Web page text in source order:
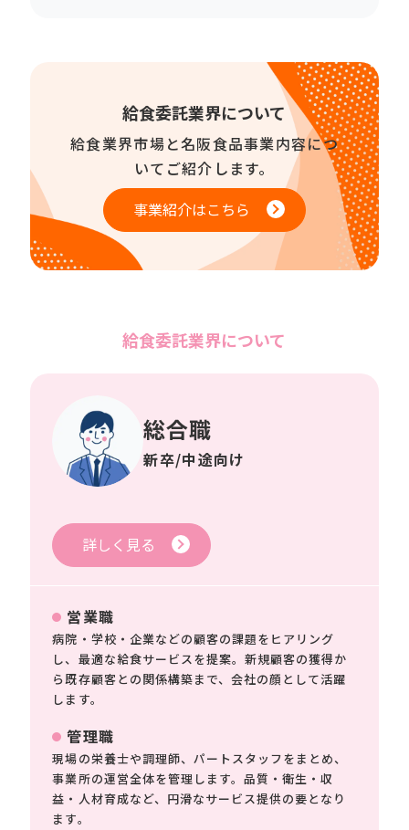
給食委託業界について
給食業界市場と名阪食品事業内容につ
いてご紹介します。
事業紹介はこちら
給食委託業界について
総合職
新卒/中途向け
詳しく見る
営業職
病院・学校・企業などの顧客の課題をヒアリング
し、最適な給食サービスを提案。新規顧客の獲得か
ら既存顧客との関係構築まで、会社の顔として活躍
します。
管理職
現場の栄養士や調理師、パートスタッフをまとめ、
事業所の運営全体を管理します。品質・衛生・収
益・人材育成など、円滑なサービス提供の要となり
ます。